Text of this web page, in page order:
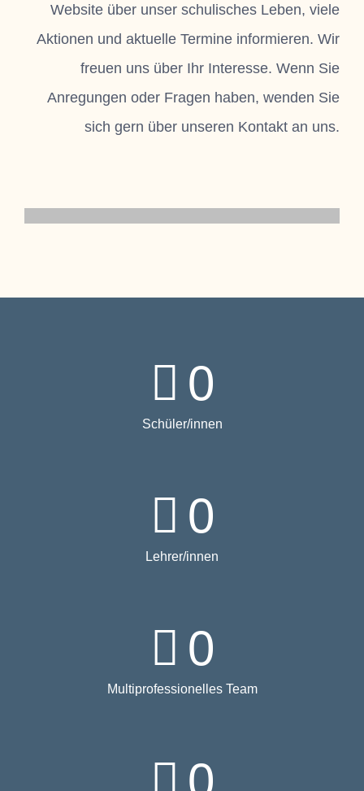
Website über unser schulisches Leben, viele
Aktionen und aktuelle Termine informieren. Wir
freuen uns über Ihr Interesse. Wenn Sie
Anregungen oder Fragen haben, wenden Sie
sich gern über unseren Kontakt an uns.
0
Schüler/innen
0
Lehrer/innen
0
Multiprofessionelles Team